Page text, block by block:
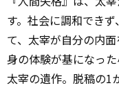
す。社会に調和できず
て、太宰が自分の内
身の体験が基になっ
太宰の遺作。脱稿の1